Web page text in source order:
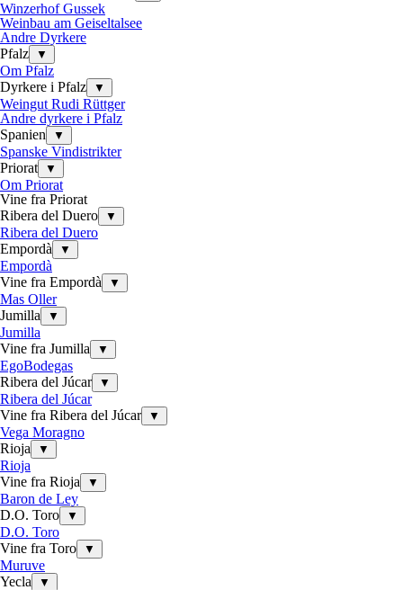
Winzerhof Gussek
Weinbau am Geiseltalsee
Andre Dyrkere
Pfalz
▼
Om Pfalz
Dyrkere i Pfalz
▼
Weingut Rudi Rüttger
Andre dyrkere i Pfalz
Spanien
▼
Spanske Vindistrikter
Priorat
▼
Om Priorat
Vine fra Priorat
Ribera del Duero
▼
Ribera del Duero
Empordà
▼
Empordà
Vine fra Empordà
▼
Mas Oller
Jumilla
▼
Jumilla
Vine fra Jumilla
▼
EgoBodegas
Ribera del Júcar
▼
Ribera del Júcar
Vine fra Ribera del Júcar
▼
Vega Moragno
Rioja
▼
Rioja
Vine fra Rioja
▼
Baron de Ley
D.O. Toro
▼
D.O. Toro
Vine fra Toro
▼
Muruve
Yecla
▼